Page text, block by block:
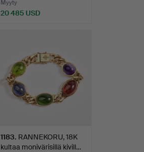
Myyty
20 485 USD
1183. RANNEKORU, 18K
kultaa monivärisillä kivill…